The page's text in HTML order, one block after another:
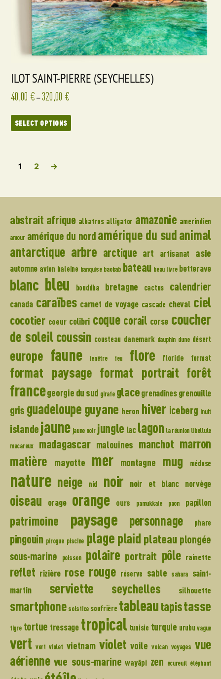
ILOT SAINT-PIERRE (SEYCHELLES)
40,00 € –320,00 €
SELECT OPTIONS
1 2 →
abstrait afrique albatros alligator amazonie amerindien
amour amérique du nord amérique du sudanimal
antarctique arbre arctique art artisanat asie
automne avion baleine banquise baobab bateau beau livre betterave
blanc bleu bouddha bretagne cactus calendrier
canada caraïbes carnet de voyage cascade cheval ciel
cocotier coeur colibri coque corail corse coucher
de soleil coussin cousteau danemark dauphin dune désert
europe faune fenêtre feu flore floride format
format paysage format portrait forêt
francegeorgie du sud girafe glacegrenadinesgrenouille
gris guadeloupe guyane heron hiver iceberg inuit
islandejaune jaune noir jungle laclagon la réunion libellule
macareux
madagascar malouines manchot marron
matière mayotte mer montagne mug méduse
nature neige nid noir noir et blanc norvège
oiseau orage orange ours pamukkale paon papillon
patrimoine paysage personnage phare
pingouin pirogue piscine plage plaid plateau plongée
sous-marine
poisson polaire portrait pôle rainette
reflet rizière rose rouge réserve sable sahara
saint-
martin
serviette seychelles silhouette
smartphone solstice soufrière tableautapistasse
tigre tortue tressage tropical tunisie turquie urubu vague
vert vert violet vietnam violet voile volcan voyages vue
aérienne vue sous-marine wayãpi zen écureuil éléphant